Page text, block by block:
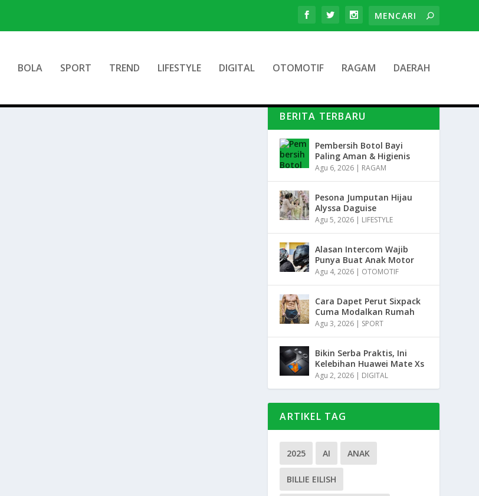
BOLA SPORT TREND LIFESTYLE DIGITAL OTOMOTIF RAGAM DAERAH
BERITA TERBARU
Pembersih Botol Bayi
Paling Aman & Higienis
Agu 6, 2026 | RAGAM
Pesona Jumputan Hijau
Alyssa Daguise
Agu 5, 2026 | LIFESTYLE
Alasan Intercom Wajib
Punya Buat Anak Motor
Agu 4, 2026 | OTOMOTIF
Cara Dapet Perut Sixpack
Cuma Modalkan Rumah
Agu 3, 2026 | SPORT
Bikin Serba Praktis, Ini
Kelebihan Huawei Mate Xs
Agu 2, 2026 | DIGITAL
ARTIKEL TAG
2025 AI ANAK
BILLIE EILISH